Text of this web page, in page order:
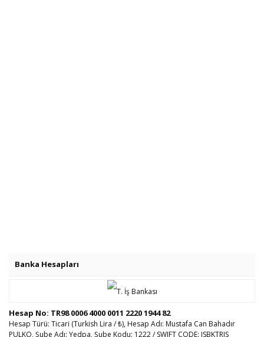
Banka Hesapları
Hesap No: TR98 0006 4000 0011 2220 1944 82
Hesap Türü: Ticari (Turkish Lira / ₺), Hesap Adı: Mustafa Can Bahadır
PULKO, Şube Adı: Yedpa, Şube Kodu: 1222 / SWIFT CODE: ISBKTRIS